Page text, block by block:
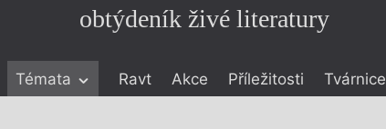
obtýdeník živé literatury
Témata Ravt Akce Příležitosti Tvárnice